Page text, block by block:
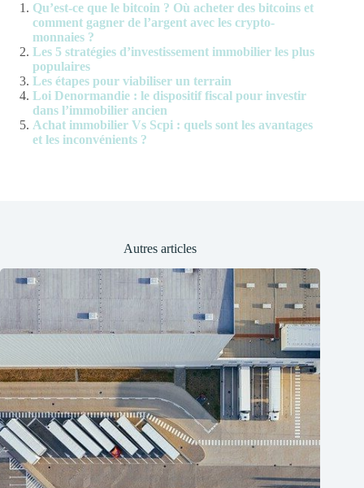
Qu’est-ce que le bitcoin ? Où acheter des bitcoins et
comment gagner de l’argent avec les crypto-
monnaies ?
Les 5 stratégies d’investissement immobilier les plus
populaires
Les étapes pour viabiliser un terrain
Loi Denormandie : le dispositif fiscal pour investir
dans l’immobilier ancien
Achat immobilier Vs Scpi : quels sont les avantages
et les inconvénients ?
Autres articles